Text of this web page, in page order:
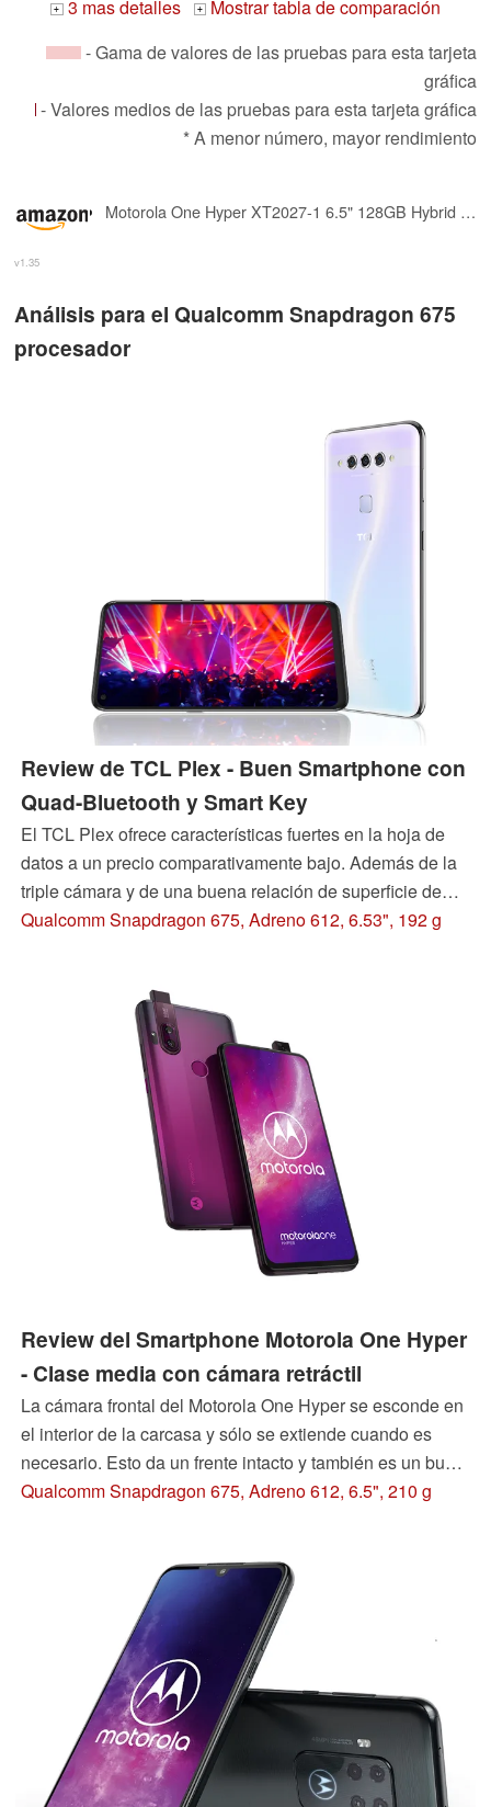
+ 3 mas detalles +
Mostrar tabla de comparación
- Gama de valores de las pruebas para esta tarjeta
gráfica
- Valores medios de las pruebas para esta tarjeta gráfica
* A menor número, mayor rendimiento
Motorola One Hyper XT2027-1 6.5" 128GB Hybrid Dual SIM GSM Unlocked Smartphone, Qualcomm Snapdragon 675, 4GB RAM, 64MP Rear + 32MP Pop-Up Front Camera, Android 10, Deep Sea Blue
v1.35
Análisis para el Qualcomm Snapdragon 675
procesador
Review de TCL Plex - Buen Smartphone con
Quad-Bluetooth y Smart Key
El TCL Plex ofrece características fuertes en la hoja de
datos a un precio comparativamente bajo. Además de la
triple cámara y de una buena relación de superficie de
pantalla, el teléfono puntúa especialmente con el Super
Qualcomm Snapdragon 675, Adreno 612, 6.53", 192 g
Review del Smartphone Motorola One Hyper
- Clase media con cámara retráctil
La cámara frontal del Motorola One Hyper se esconde en
el interior de la carcasa y sólo se extiende cuando es
necesario. Esto da un frente intacto y también es un buen
truco. Pero, ¿puede el smartphone de gama media
Qualcomm Snapdragon 675, Adreno 612, 6.5", 210 g